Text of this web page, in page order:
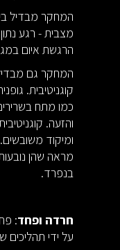
המחקר מבדיל
מצבית - רגע
הרגשת איום
המחקר גם
קוגניטיבית.
כמו מתח
והזעה.
ומיקוד
מראה שהן
בנפרד.
חרדה ופחד:
על ידי תהליכים